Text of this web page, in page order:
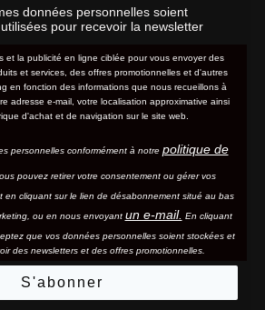
données personnelles soient
pour recevoir la newsletter
et la publicité en ligne ciblée pour vous envoyer des
et services, des offres promotionnelles et d'autres
en fonction des informations que nous recueillons à
adresse e-mail, votre localisation approximative ainsi
d'achat et de navigation sur le site web.
personnelles conformément à notre politique de
pouvez retirer votre consentement ou gérer vos
en cliquant sur le lien de désabonnement situé au bas
ou en nous envoyant un e-mail. En cliquant
que vos données personnelles soient stockées et
des newsletters et des offres promotionnelles.
S'abonner